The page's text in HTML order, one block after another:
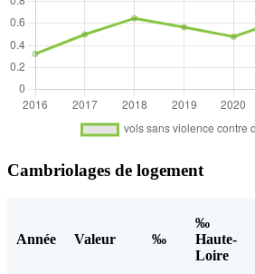
Cambriolages de logement
Année Valeur ‰
‰
Haute-
Loire